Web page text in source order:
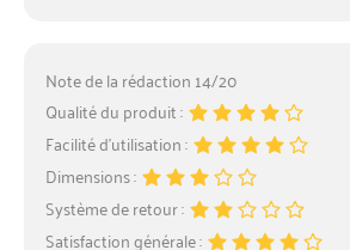
Note de la rédaction 14/20
Qualité du produit :
Facilité d’utilisation :
Dimensions :
Système de retour :
Satisfaction générale :